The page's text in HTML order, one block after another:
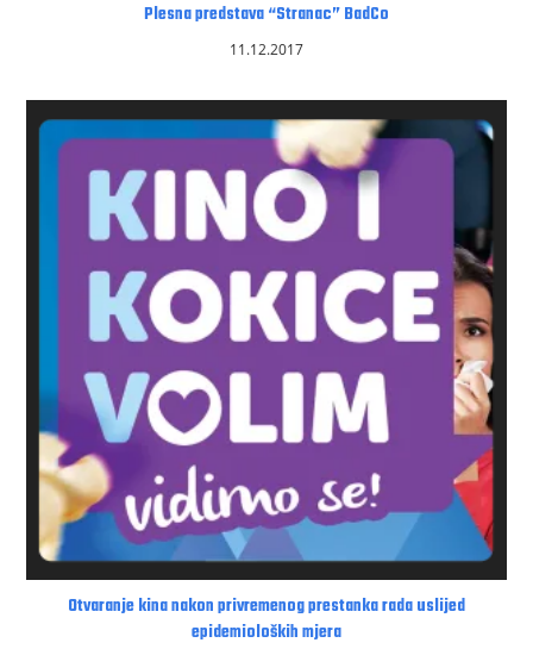
Plesna predstava “Stranac” BadCo
11.12.2017
Otvaranje kina nakon privremenog prestanka rada uslijed
epidemioloških mjera